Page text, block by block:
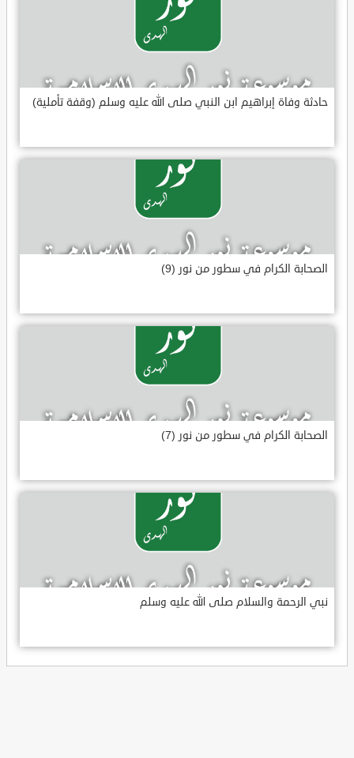
حادثة وفاة إبراهيم ابن النبي صلى الله عليه وسلم (وقفة تأملية)
الصحابة الكرام في سطور من نور (9)
الصحابة الكرام في سطور من نور (7)
نبي الرحمة والسلام صلى الله عليه وسلم